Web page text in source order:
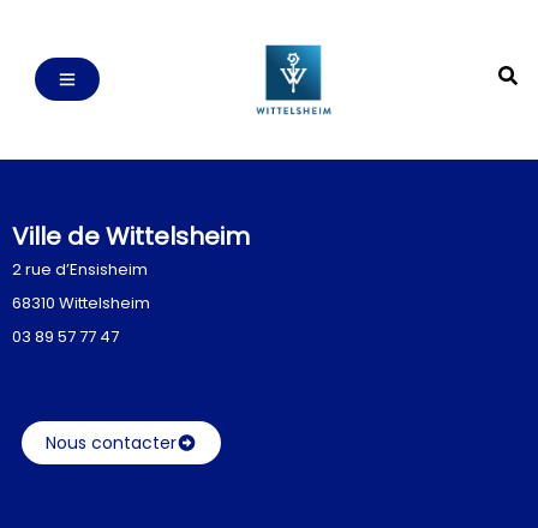
Ville de Wittelsheim
2 rue d’Ensisheim
68310 Wittelsheim
03 89 57 77 47
Nous contacter